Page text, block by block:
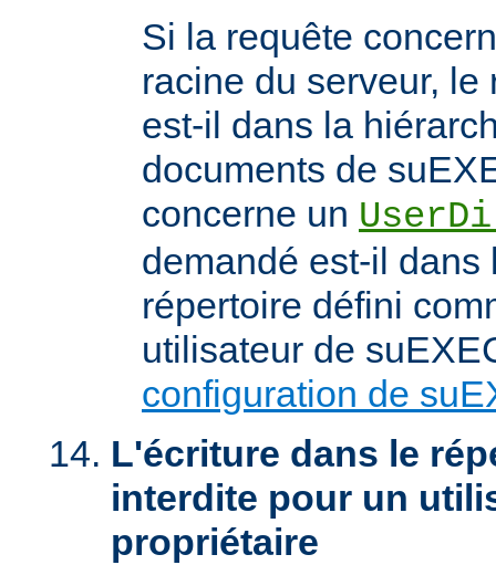
Si la requête
racine du serveur,
est-il dans la
documents de
concerne un
demandé est-il dans
répertoire défini
utilisateur de
configuration de
L'écriture dans le
interdite pour un
propriétaire